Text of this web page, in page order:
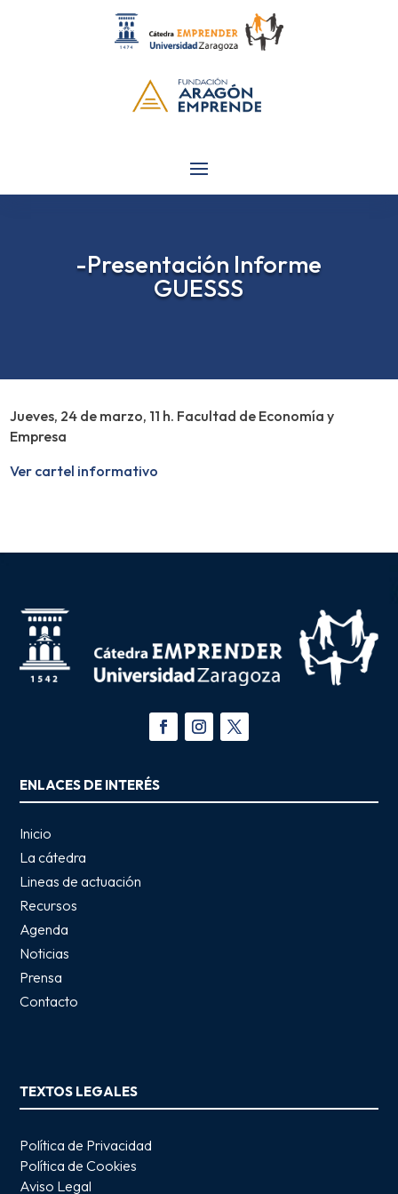
-Presentación Informe
GUESSS
Jueves, 24 de marzo, 11 h. Facultad de Economía y
Empresa
Ver cartel informativo
ENLACES DE INTERÉS
Inicio
La cátedra
Lineas de actuación
Recursos
Agenda
Noticias
Prensa
Contacto
TEXTOS LEGALES
Política de Privacidad
Política de Cookies
Aviso Legal